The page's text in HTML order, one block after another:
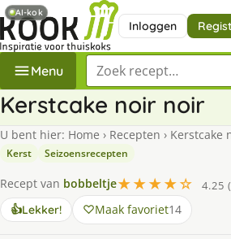
Inloggen
Menu Zoek een recept
Kerstcake noir noir
U bent hier: Home › Recepten › Kerstcake
Kerst Seizoensrecepten
Recept van bobbeltje★★★★☆
4.25
👍Lekker! Maak favoriet14
AI-kok